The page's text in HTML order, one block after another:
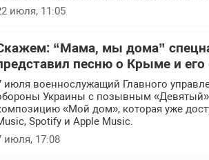
июля, 11:05
“Мама, мы дома”
песню о Крыме и
июля военнослужащий Главного
Украины с позывным
«Мой дом», которая уже
Spotify и Apple Music.
июля, 17:08